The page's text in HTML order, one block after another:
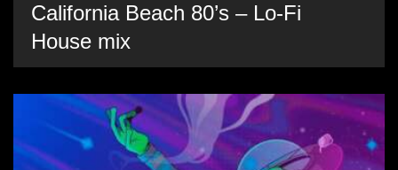
California Beach 80’s – Lo-Fi
House mix